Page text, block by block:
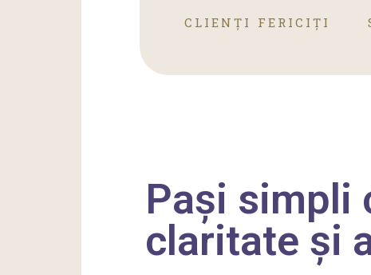
CLIENȚI FERICIȚI
Pași simpli
claritate și